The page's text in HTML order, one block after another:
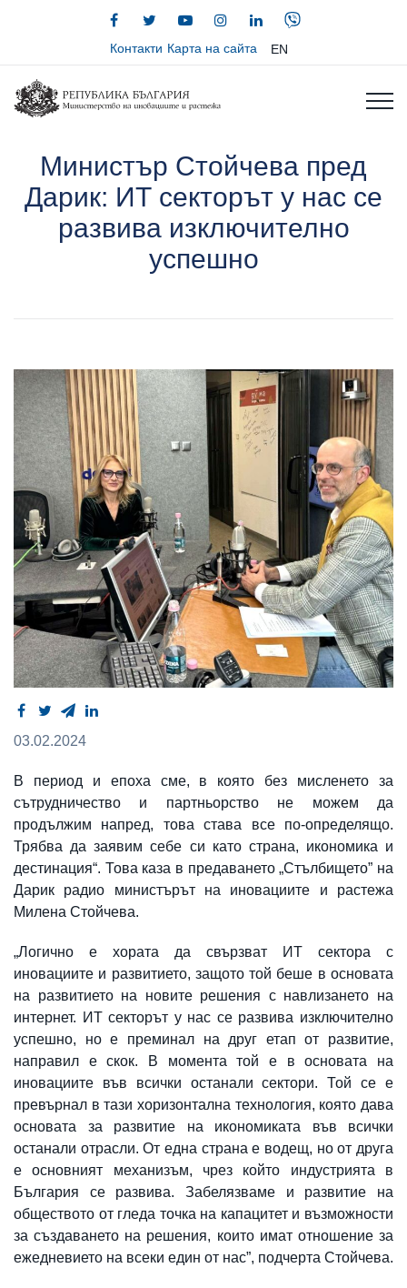
Контакти Карта на сайта EN
Министър Стойчева пред
Дарик: ИТ секторът у нас се
развива изключително
успешно
03.02.2024
В период и епоха сме, в която без мисленето за
сътрудничество и партньорство не можем да
продължим напред, това става все по-определящо.
Трябва да заявим себе си като страна, икономика и
дестинация“. Това каза в предаването „Стълбището” на
Дарик радио министърът на иновациите и растежа
Милена Стойчева.
„Логично е хората да свързват ИТ сектора с
иновациите и развитието, защото той беше в основата
на развитието на новите решения с навлизането на
интернет. ИТ секторът у нас се развива изключително
успешно, но е преминал на друг етап от развитие,
направил е скок. В момента той е в основата на
иновациите във всички останали сектори. Той се е
превърнал в тази хоризонтална технология, която дава
основата за развитие на икономиката във всички
останали отрасли. От една страна е водещ, но от друга
е основният механизъм, чрез който индустрията в
България се развива. Забелязваме и развитие на
обществото от гледа точка на капацитет и възможности
за създаването на решения, които имат отношение за
ежедневието на всеки един от нас”, подчерта Стойчева.